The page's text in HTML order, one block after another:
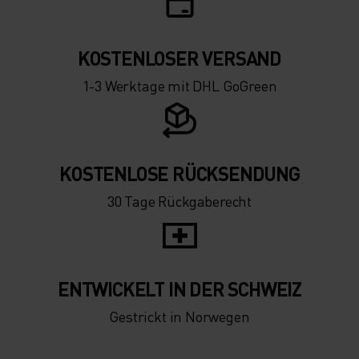
-20°
-30°
-20°
-30°
KOSTENLOSER VERSAND
1-3 Werktage mit DHL GoGreen
KOSTENLOSE RÜCKSENDUNG
30 Tage Rückgaberecht
ENTWICKELT IN DER SCHWEIZ
Gestrickt in Norwegen